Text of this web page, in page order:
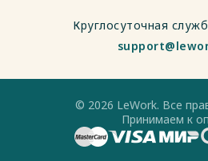
Круглосуточная
© 2026 LeWork. Все
Принимаем к